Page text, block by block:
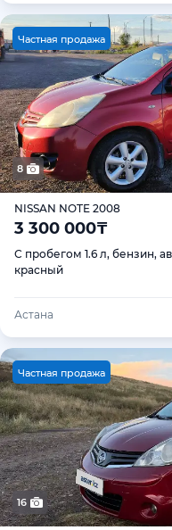
Частная продажа
8
NISSAN NOTE 2008
3 300 000₸
С пробегом 1.6 л, бензин,
красный
Астана
Частная продажа
16